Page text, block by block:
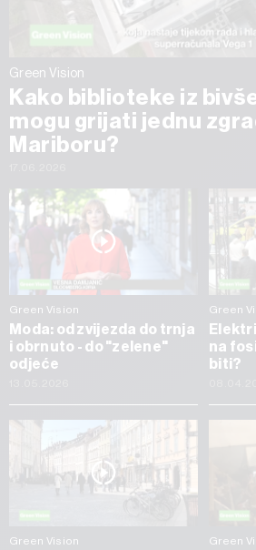
Green Vision
Kako biblioteke iz
mogu grijati jednu
Mariboru?
Green Vision
Moda: od zvijezda do trnja
i obrnuto - do "zelene"
odjeće
Green
na
biti?
Green Vision Green